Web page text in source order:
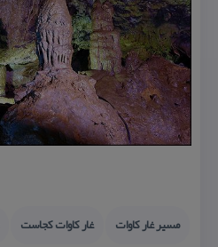
مسیر غار كاوات غار كاوات كجاست